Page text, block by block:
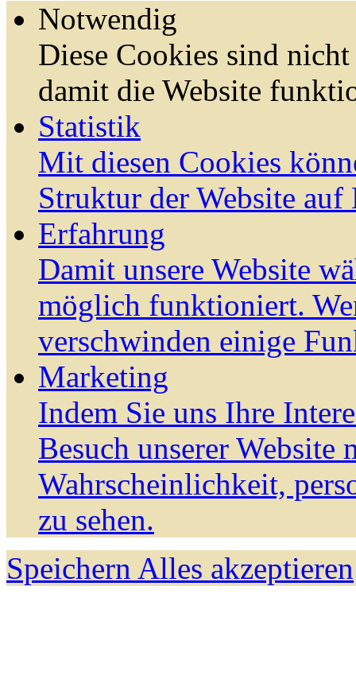
Notwendig
Diese Cookies sind
damit die Website
Statistik
Mit diesen Cookies
Struktur der Website auf
Erfahrung
Damit unsere Website
möglich funktioniert.
verschwinden einige
Marketing
Indem Sie uns Ihre
Besuch unserer Website
Wahrscheinlichkeit,
zu sehen.
Speichern Alles akzeptieren